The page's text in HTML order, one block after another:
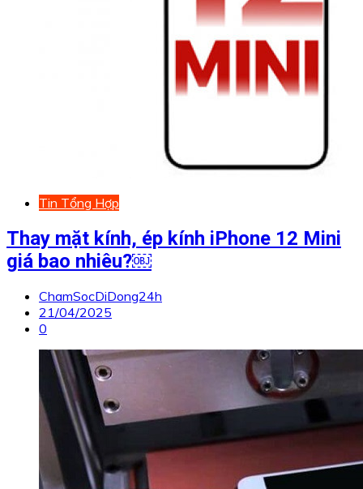
Tin Tổng Hợp
Thay mặt kính, ép kính iPhone 12 Mini
giá bao nhiêu?￼
ChamSocDiDong24h
21/04/2025
0